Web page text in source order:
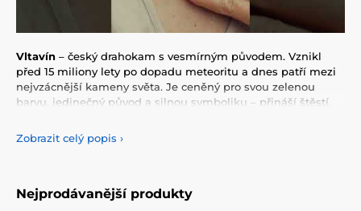
Vltavín – český drahokam s vesmírným původem. Vznikl
před 15 miliony lety po dopadu meteoritu a dnes patří mezi
nejvzácnější kameny světa. Je ceněný pro svou zelenou
barvu, jedinečný původ a silnou symboliku – přináší štěstí,
V naší kolekci najdete stříbrné šperky s vltavínem –
Proč šperky s vltavínem:
Zobrazit celý popis ›
Nejprodávanější produkty